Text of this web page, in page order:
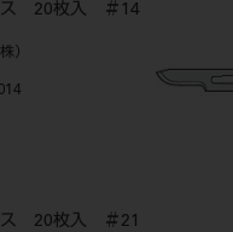
ス 20枚入 ＃14
）
ス 20枚入 ＃21